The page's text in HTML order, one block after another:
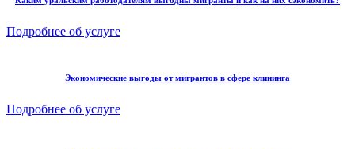
Подробнее об услуге
Экономические выгоды от мигрантов в сфере клининга
Подробнее об услуге